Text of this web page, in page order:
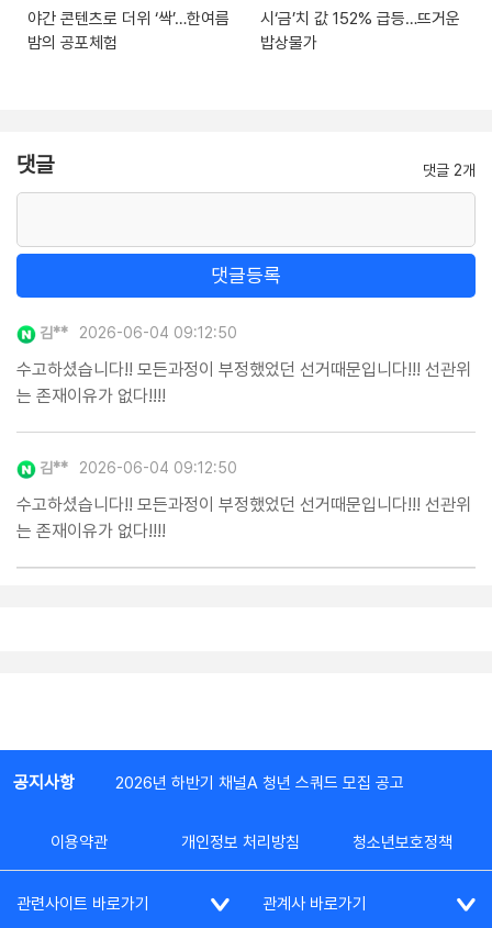
야간 콘텐츠로 더위 ‘싹’…한여름
밤의 공포체험
시‘금’치 값 152% 급등…뜨거운
밥상물가
댓글 댓글 2개
댓글등록
김** 2026-06-04 09:12:50
수고하셨습니다!! 모든과정이 부정했었던 선거때문입니다!!! 선관위
는 존재이유가 없다!!!!
김** 2026-06-04 09:12:50
수고하셨습니다!! 모든과정이 부정했었던 선거때문입니다!!! 선관위
는 존재이유가 없다!!!!
공지사항 2026년 하반기 채널A 청년 스쿼드 모집 공고
이용약관 개인정보 처리방침 청소년보호정책
관련사이트 바로가기 관계사 바로가기